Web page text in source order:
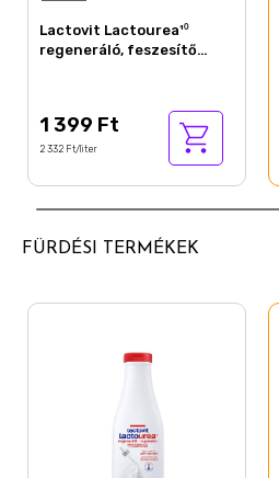
Lactovit Lactourea¹⁰
regeneráló, feszesítő
1 399 Ft
2 332 Ft/liter
FÜRDÉSI TERMÉKEK